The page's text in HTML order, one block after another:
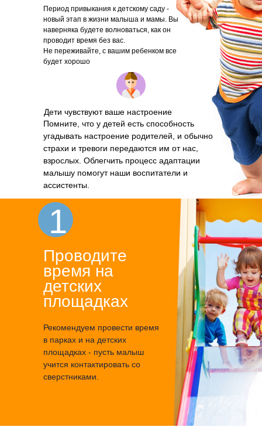
Период привыкания к детскому саду -
новый этап в жизни малыша и мамы. Вы
наверняка будете волноваться, как он
проводит время без вас.
Не переживайте, с вашим ребенком все
будет хорошо
Дети чувствуют ваше настроение
Помните, что у детей есть способность
угадывать настроение родителей, и обычно
страхи и тревоги передаются им от нас,
взрослых. Облегчить процесс адаптации
малышу помогут наши воспитатели и
ассистенты.
Проводите
время на
детских
площадках
Рекомендуем провести время
в парках и на детских
площадках - пусть малыш
учится контактировать со
сверстниками.
1